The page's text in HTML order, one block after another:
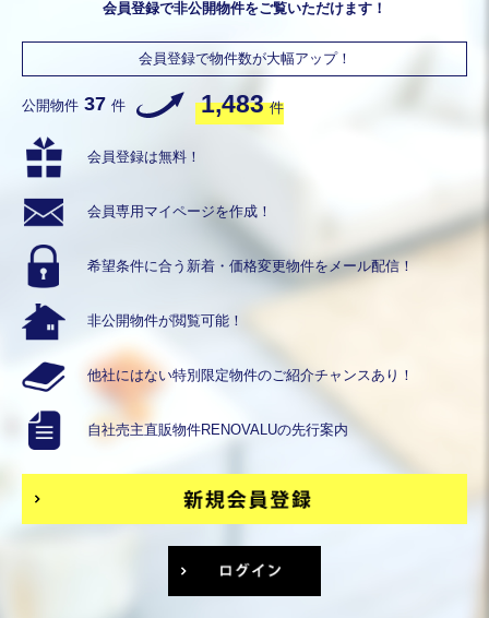
会員登録で非公開物件をご覧いただけます！
会員登録で物件数が大幅アップ！
公開物件 37 件 1,483 件
会員登録は無料！
会員専用マイページを作成！
希望条件に合う 新着・価格変更物件をメール配信！
非公開物件が閲覧可能！
他社にはない特別限定物件の ご紹介チャンスあり！
自社売主直販物件RENOVALUの先行案内